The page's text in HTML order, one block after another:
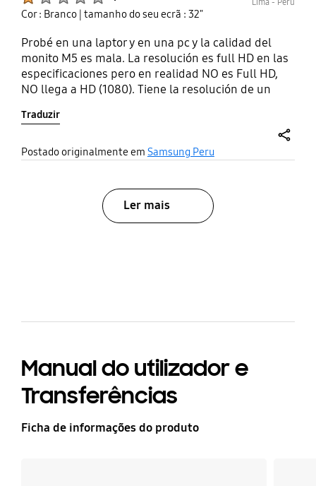
Cor : Branco | tamanho do seu ecrã : 32"
Probé en una laptor y en una pc y la calidad del
monito M5 es mala. La resolución es full HD en las
especificaciones pero en realidad NO es Full HD,
NO llega a HD (1080). Tiene la resolución de un
compren un monitor que cueste la mitad del
Traduzir
Postado originalmente em Samsung Peru
Ler mais
Manual do utilizador e
Transferências
Ficha de informações do produto